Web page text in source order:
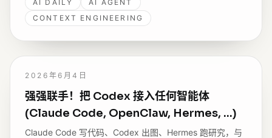
70 万涨到 700 万。
AI DAILY
AI AGENT
CONTEXT ENGINEERING
2026年6月4日
强强联手！把 Codex 接入任何智能体
(Claude Code, OpenClaw, Hermes, ...)
Claude Code 写代码、Codex 出图、Hermes 跑研究，与